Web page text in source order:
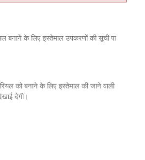
बनाने के लिए इस्तेमाल उपकरणों की सूची पा
को बनाने के लिए इस्तेमाल की जाने वाली
देगी।